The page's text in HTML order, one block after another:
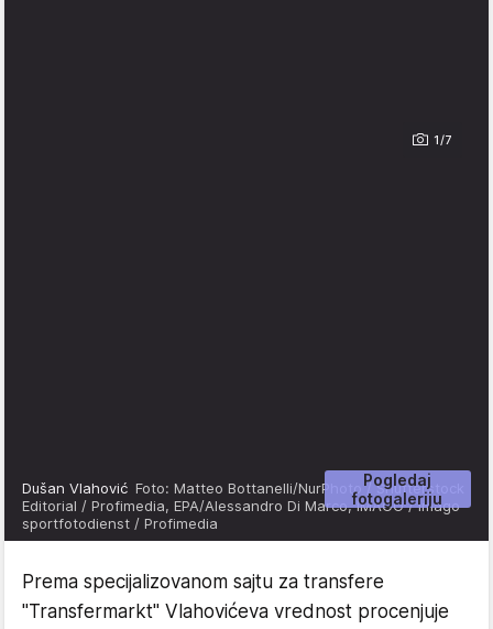
1/7
Pogledaj
fotogaleriju
Dušan Vlahović Foto: Matteo Bottanelli/NurPhoto / Shutterstock
Editorial / Profimedia, EPA/Alessandro Di Marco, IMAGO / imago
sportfotodienst / Profimedia
Prema specijalizovanom sajtu za transfere
"Transfermarkt" Vlahovićeva vrednost procenjuje